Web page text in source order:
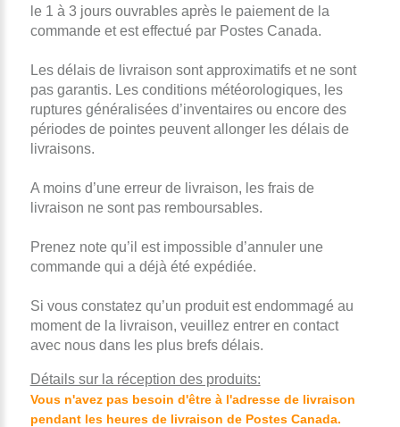
le 1 à 3 jours ouvrables après le paiement de la
commande et est effectué par Postes Canada.
Les délais de livraison sont approximatifs et ne sont
pas garantis. Les conditions météorologiques, les
ruptures généralisées d’inventaires ou encore des
périodes de pointes peuvent allonger les délais de
livraisons.
A moins d’une erreur de livraison, les frais de
livraison ne sont pas remboursables.
Prenez note qu’il est impossible d’annuler une
commande qui a déjà été expédiée.
Si vous constatez qu’un produit est endommagé au
moment de la livraison, veuillez entrer en contact
avec nous dans les plus brefs délais.
Détails sur la réception des produits:
Vous n'avez pas besoin d'être à l'adresse de livraison
pendant les heures de livraison de Postes Canada.